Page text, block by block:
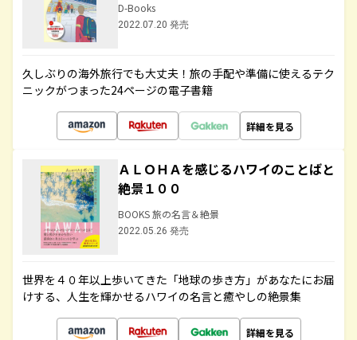
D-Books
2022.07.20 発売
久しぶりの海外旅行でも大丈夫！旅の手配や準備に使えるテク
ニックがつまった24ページの電子書籍
詳細を見る
ＡＬＯＨＡを感じるハワイのことばと
絶景１００
BOOKS 旅の名言＆絶景
2022.05.26 発売
世界を４０年以上歩いてきた「地球の歩き方」があなたにお届
けする、人生を輝かせるハワイの名言と癒やしの絶景集
詳細を見る